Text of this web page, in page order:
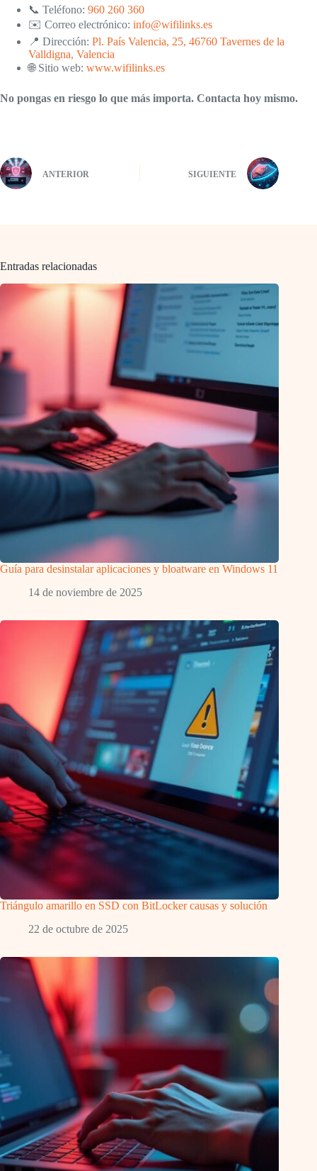
📞 Teléfono: 960 260 360
✉️ Correo electrónico: info@wifilinks.es
📍 Dirección: Pl. País Valencia, 25, 46760 Tavernes de la
Valldigna, Valencia
🌐 Sitio web: www.wifilinks.es
No pongas en riesgo lo que más importa. Contacta hoy mismo.
ANTERIOR SIGUIENTE
Entradas relacionadas
Guía para desinstalar aplicaciones y bloatware en Windows 11
14 de noviembre de 2025
Triángulo amarillo en SSD con BitLocker causas y solución
22 de octubre de 2025